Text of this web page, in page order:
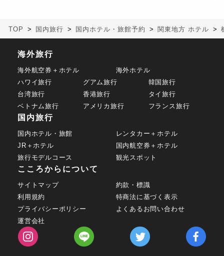
TOP 国内旅行 国内ホテル・旅館予約 関東地方 ホテル
海外旅行
海外航空券＋ホテル
海外ホテル
ハワイ旅行
グアム旅行
韓国旅行
台湾旅行
香港旅行
タイ旅行
ベトナム旅行
アメリカ旅行 フランス旅行
国内旅行
国内ホテル・旅館
レンタカー＋ホテル
JR＋ホテル
国内航空券＋ホテル
旅行モデルコース
観光スポット
こころからについて
サイトマップ
約款・標識
利用規約
特商法に基づく表示
プライバシーポリシー
よくあるお問い合わせ
運営会社